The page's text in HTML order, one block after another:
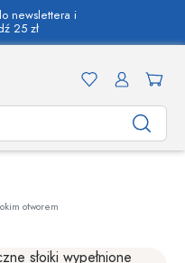
newslettera i
25 zł
otworem